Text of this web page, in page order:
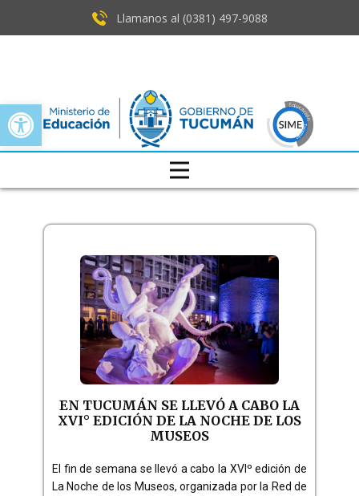
Open toolbar
Llamanos al (0381) ​497-9088
EN TUCUMÁN SE LLEVÓ A CABO LA
XVI° EDICIÓN DE LA NOCHE DE LOS
MUSEOS
El fin de semana se llevó a cabo la XVIº edición de
La Noche de los Museos, organizada por la Red de